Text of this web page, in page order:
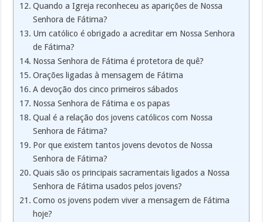
Quando a Igreja reconheceu as aparições de Nossa
Senhora de Fátima?
Um católico é obrigado a acreditar em Nossa Senhora
de Fátima?
Nossa Senhora de Fátima é protetora de quê?
Orações ligadas à mensagem de Fátima
A devoção dos cinco primeiros sábados
Nossa Senhora de Fátima e os papas
Qual é a relação dos jovens católicos com Nossa
Senhora de Fátima?
Por que existem tantos jovens devotos de Nossa
Senhora de Fátima?
Quais são os principais sacramentais ligados a Nossa
Senhora de Fátima usados pelos jovens?
Como os jovens podem viver a mensagem de Fátima
hoje?